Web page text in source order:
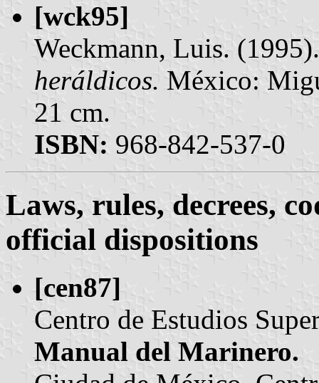
[wck95]
Weckmann, Luis.
heráldicos. México:
21 cm.
ISBN: 968-842-537-0
Laws, rules, decrees,
official dispositions
[cen87]
Centro de Estudios
Manual del Marinero.